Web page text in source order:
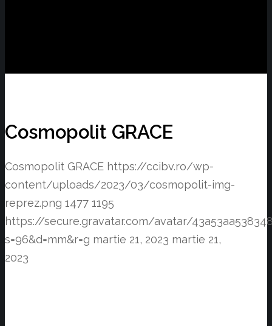
Cosmopolit GRACE
Cosmopolit GRACE https://ccibv.ro/wp-
content/uploads/2023/03/cosmopolit-img-
reprez.png 1477 1195
https://secure.gravatar.com/avatar/
s=96&d=mm&r=g martie 21, 2023 martie 21,
2023